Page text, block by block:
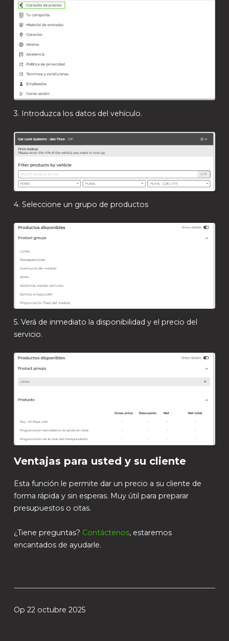
3. Introduzca los datos del vehículo.
4. Seleccione un grupo de productos
5. Verá de inmediato la disponibilidad y el precio del
servicio.
Ventajas para usted y su cliente
Esta función le permite dar un precio a su cliente de
forma rápida y sin esperas. Muy útil para preparar
presupuestos o citas.
¿Tiene preguntas? Contáctenos, estaremos
encantados de ayudarle.
Op 22 octubre 2025